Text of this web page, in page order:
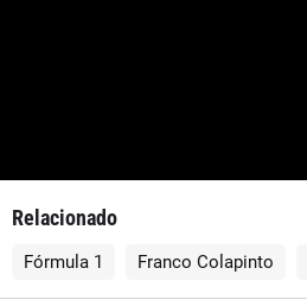
Relacionado
Fórmula 1 Franco Colapinto